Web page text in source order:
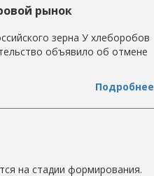
рынок
зерна У хлеборобов
объявило об отмене
Подробнее
на стадии формирования.